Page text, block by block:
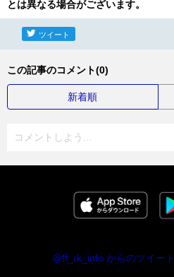
とは異なる場合がございます。
ツイート
この記事のコメント(0)
新着順
コメントしよう...
@ff_rk_info からのツイート